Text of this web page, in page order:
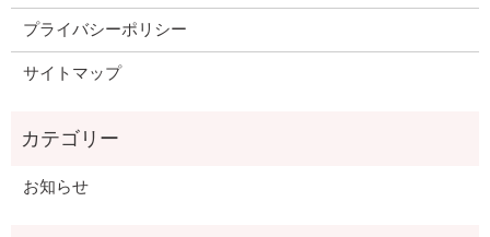
プライバシーポリシー
サイトマップ
お知らせ